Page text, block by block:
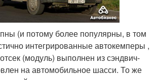
(и потому более популярны, в том
интегрированные автокемперы ,
(модуль) выполнен из сэндвич-
на автомобильное шасси. То же